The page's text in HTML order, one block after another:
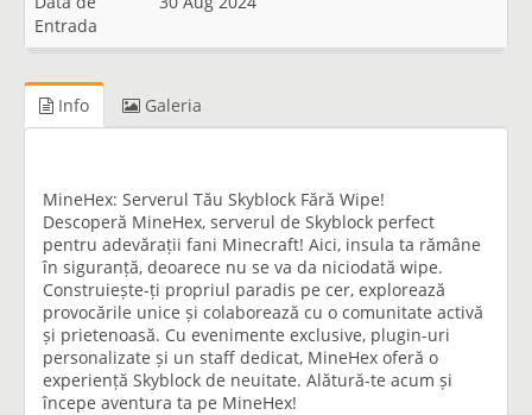
Entrada
Info Galeria
MineHex: Serverul Tău Skyblock Fără Wipe!
Descoperă MineHex, serverul de Skyblock perfect
pentru adevărații fani Minecraft! Aici, insula ta rămâne
în siguranță, deoarece nu se va da niciodată wipe.
Construiește-ți propriul paradis pe cer, explorează
provocările unice și colaborează cu o comunitate activă
și prietenoasă. Cu evenimente exclusive, plugin-uri
personalizate și un staff dedicat, MineHex oferă o
experiență Skyblock de neuitate. Alătură-te acum și
începe aventura ta pe MineHex!